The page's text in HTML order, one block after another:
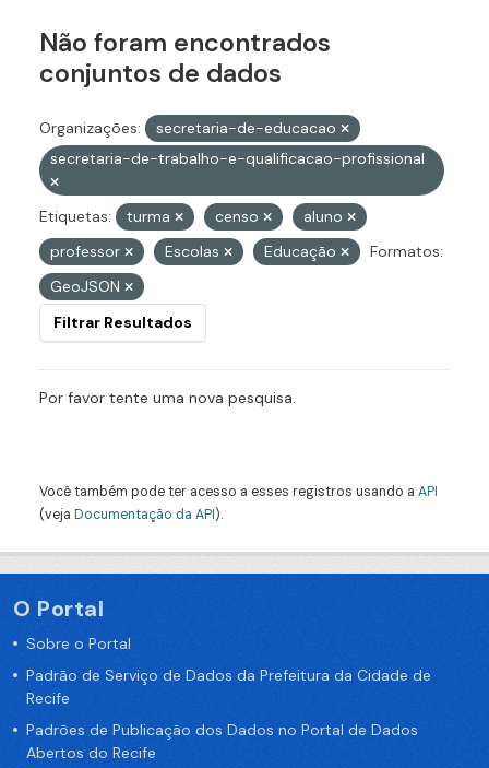
Não foram encontrados
conjuntos de dados
Organizações:
secretaria-de-educacao
secretaria-de-trabalho-e-qualificacao-profissional
Etiquetas: turma censo
aluno
professor
Escolas Educação
Formatos:
GeoJSON
Filtrar Resultados
Por favor tente uma nova pesquisa.
Você também pode ter acesso a esses registros usando a API
(veja Documentação da API).
O Portal
Sobre o Portal
Padrão de Serviço de Dados da Prefeitura da Cidade de
Recife
Padrões de Publicação dos Dados no Portal de Dados
Abertos do Recife